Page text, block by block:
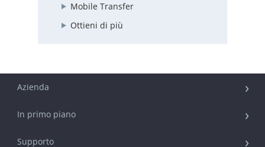
Mobile Transfer
Ottieni di più
Azienda
In primo piano
Supporto